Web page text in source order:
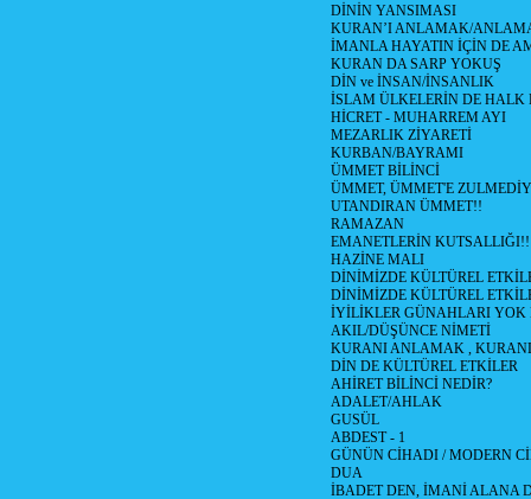
DİNİN YANSIMASI
KURAN’I ANLAMAK/
İMANLA HAYATIN İÇİN DE
KURAN DA SARP YOKUŞ
DİN ve İNSAN/İNSANLIK
İSLAM ÜLKELERİN DE
HİCRET - MUHARREM AYI
MEZARLIK ZİYARETİ
KURBAN/BAYRAMI
ÜMMET BİLİNCİ
ÜMMET, ÜMMET'E
UTANDIRAN ÜMMET!!
RAMAZAN
EMANETLERİN KUTSALLIĞI!!
HAZİNE MALI
DİNİMİZDE KÜLTÜREL
DİNİMİZDE KÜLTÜREL
İYİLİKLER GÜNAHLARI YOK
AKIL/DÜŞÜNCE NİMETİ
KURANI ANLAMAK ,
DİN DE KÜLTÜREL ETKİLER
AHİRET BİLİNCİ NEDİR?
ADALET/AHLAK
GUSÜL
ABDEST - 1
GÜNÜN CİHADI / MODERN
DUA
İBADET DEN, İMANİ ALANA